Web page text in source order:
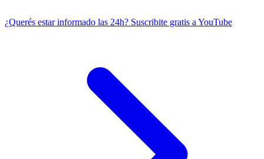
¿Querés estar informado las 24h? Suscribite gratis a YouTube